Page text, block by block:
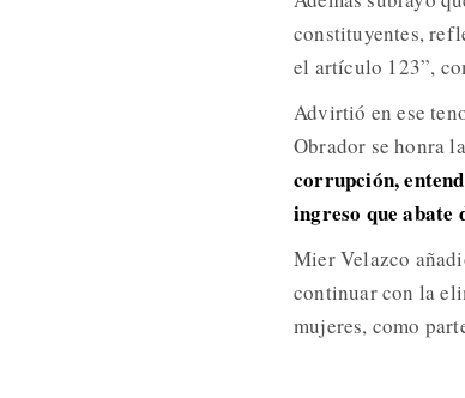
constituyentes,
el artículo 123”,
Advirtió en ese
Obrador se honra
corrupción,
ingreso que abate
Mier Velazco
continuar con la
mujeres, como